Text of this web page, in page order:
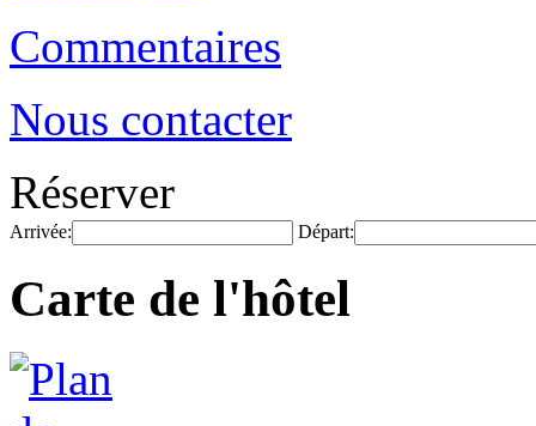
Commentaires
Nous contacter
Réserver
Arrivée: Départ:
Carte de l'hôtel